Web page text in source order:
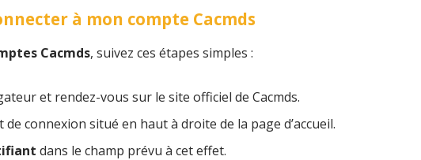
à mon compte Cacmds
Cacmds, suivez ces étapes simples :
et rendez-vous sur le site officiel de Cacmds.
de connexion situé en haut à droite de la page d’accueil.
dans le champ prévu à cet effet.